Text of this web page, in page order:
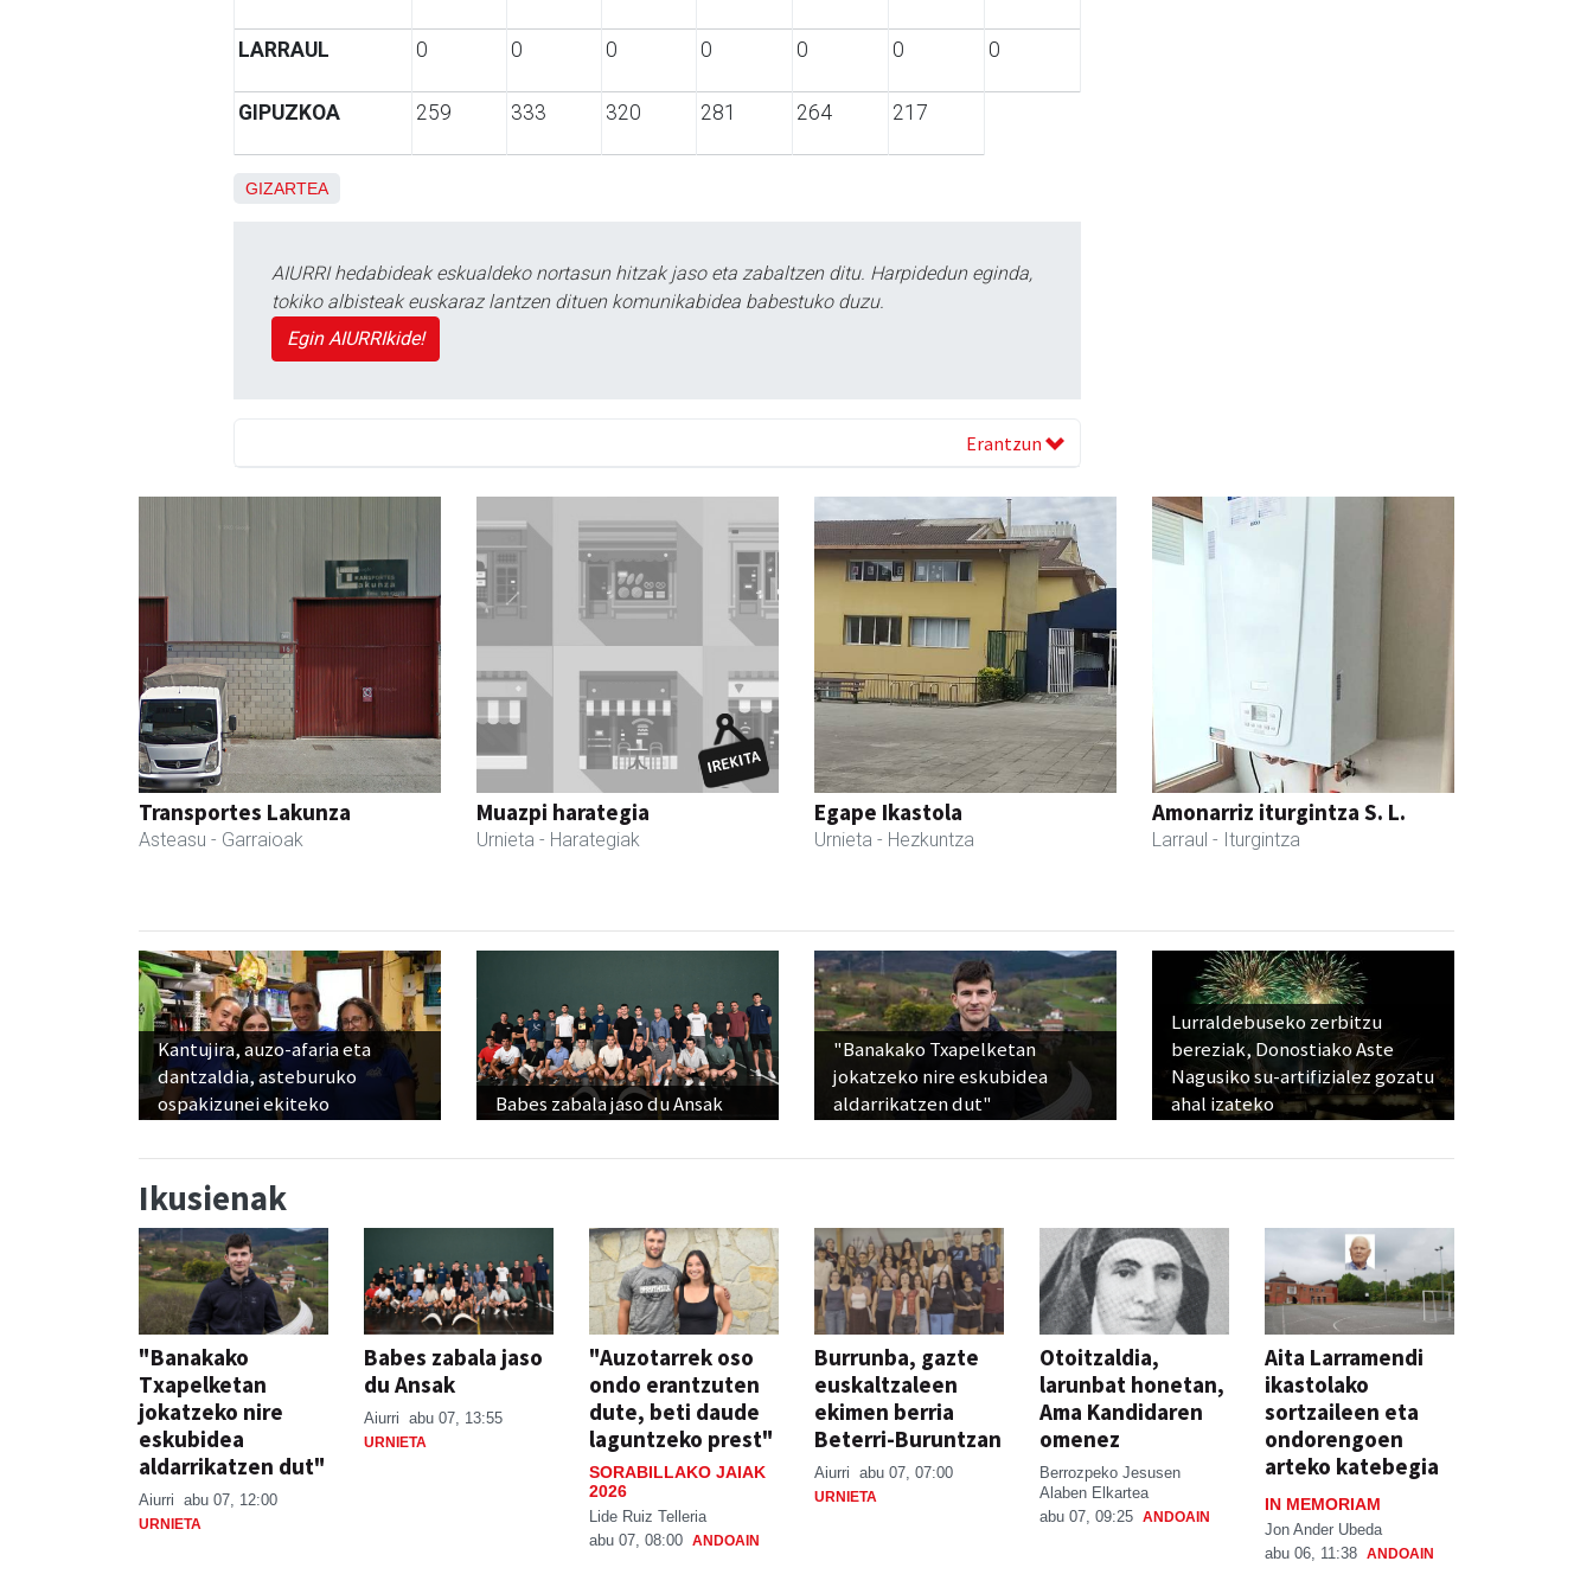
LARRAUL 0 0 0 0 0 0 0
GIPUZKOA 259 333 320 281 264 217
GIZARTEA
AIURRI hedabideak eskualdeko nortasun hitzak jaso eta zabaltzen ditu. Harpidedun eginda,
tokiko albisteak euskaraz lantzen dituen komunikabidea babestuko duzu.
Egin AIURRIkide!
Erantzun
Transportes Lakunza
Asteasu - Garraioak
Muazpi harategia
Urnieta - Harategiak
Egape Ikastola
Urnieta - Hezkuntza
Amonarriz iturgintza S. L.
Larraul - Iturgintza
Kantujira, auzo-afaria eta
dantzaldia, asteburuko
ospakizunei ekiteko
Babes zabala jaso du Ansak
"Banakako Txapelketan
jokatzeko nire eskubidea
aldarrikatzen dut"
Lurraldebuseko zerbitzu
bereziak, Donostiako Aste
Nagusiko su-artifizialez gozatu
ahal izateko
Ikusienak
"Banakako
Txapelketan
jokatzeko nire
eskubidea
aldarrikatzen dut"
Aiurri abu 07, 12:00
URNIETA
Babes zabala jaso
du Ansak
Aiurri abu 07, 13:55
URNIETA
"Auzotarrek oso
ondo erantzuten
dute, beti daude
laguntzeko prest"
SORABILLAKO JAIAK
2026
Lide Ruiz Telleria
abu 07, 08:00 ANDOAIN
Burrunba, gazte
euskaltzaleen
ekimen berria
Beterri-Buruntzan
Aiurri abu 07, 07:00
URNIETA
Otoitzaldia,
larunbat honetan,
Ama Kandidaren
omenez
Berrozpeko Jesusen
Alaben Elkartea
abu 07, 09:25 ANDOAIN
Aita Larramendi
ikastolako
sortzaileen eta
ondorengoen
arteko katebegia
IN MEMORIAM
Jon Ander Ubeda
abu 06, 11:38 ANDOAIN